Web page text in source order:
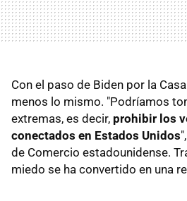
Con el paso de Biden por la
menos lo mismo. "Podríamos
extremas, es decir, prohibir los
conectados en Estados Unidos
de Comercio estadounidense.
miedo se ha convertido en una